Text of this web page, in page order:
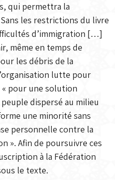
qui permettra la
les restrictions du livre
d’immigration […]
même en temps de
les débris de la
lutte pour
pour une solution
dispersé au milieu
une minorité sans
personnelle contre la
». Afin de poursuivre ces
à la Fédération
le texte.